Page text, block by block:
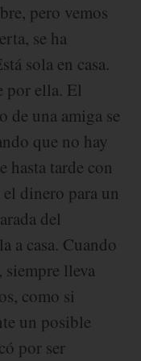
pero vemos
se ha
sola en casa.
por ella. El
de una amiga se
que no hay
hasta tarde con
dinero para un
del
a casa. Cuando
lleva
como si
un posible
por ser